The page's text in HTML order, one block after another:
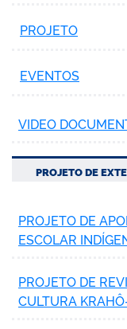
PROJETO
EVENTOS
VIDEO
PROJETO DE
PROJETO DE
ESCOLAR
PROJETO DE
CULTURA